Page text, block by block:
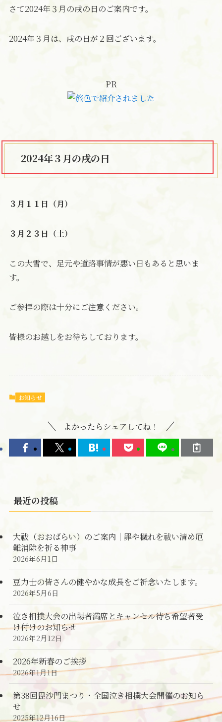
さて2024年３月の戌の日のご案内です。
2024年３月は、戌の日が２回ございます。
PR
2024年３月の戌の日
３月１１日（月）
３月２３日（土）
この大雪で、足元や道路事情が悪い日もあると思いま
す。
ご参拝の際は十分にご注意ください。
皆様のお越しをお待ちしております。
お知らせ
よかったらシェアしてね！
最近の投稿
大祓（おおばらい）のご案内｜罪や穢れを祓い清め厄
難消除を祈る神事
2026年6月1日
豆力士の皆さんの健やかな成長をご祈念いたします。
2026年5月6日
泣き相撲大会の出場者満席とキャンセル待ち希望者受
け付けのお知らせ
2026年2月12日
2026年新春のご挨拶
2026年1月1日
第38回毘沙門まつり・全国泣き相撲大会開催のお知ら
せ
2025年12月16日